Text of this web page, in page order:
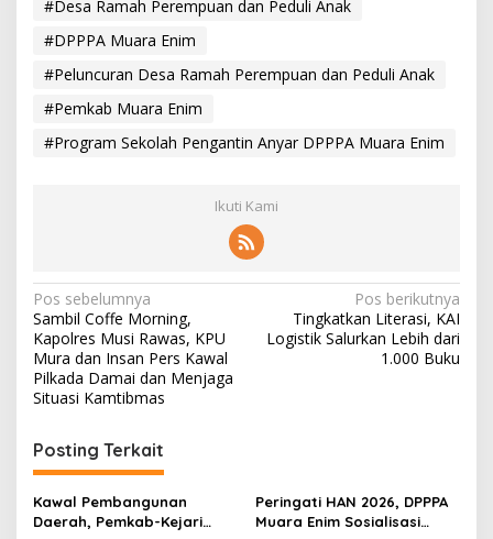
#Desa Ramah Perempuan dan Peduli Anak
#DPPPA Muara Enim
#Peluncuran Desa Ramah Perempuan dan Peduli Anak
#Pemkab Muara Enim
#Program Sekolah Pengantin Anyar DPPPA Muara Enim
Ikuti Kami
N
a
v
i
a
s
i
Pos sebelumnya
Sambil Coffe Morning,
Kapolres Musi Rawas, KPU
Mura dan Insan Pers Kawal
Pilkada Damai dan Menjaga
Situasi Kamtibmas
Pos berikutnya
Tingkatkan Literasi, KAI
Logistik Salurkan Lebih dari
1.000 Buku
Posting Terkait
Kawal Pembangunan
Daerah, Pemkab-Kejari
Peringati HAN 2026, DPPPA
Muara Enim Sosialisasi